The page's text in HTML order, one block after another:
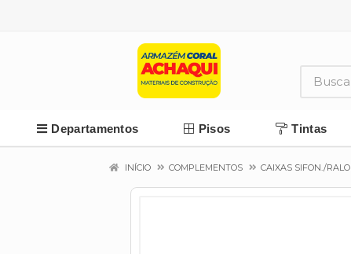
Departamentos Pisos Tintas
INÍCIO COMPLEMENTOS CAIXAS SIFON./